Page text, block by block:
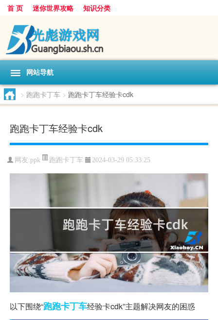
首 页 迷你世界攻略 知识分类
网站导航
> 跑跑卡丁车 > 跑跑卡丁车经验卡cdk
跑跑卡丁车经验卡cdk
网友:ppk 跑跑卡丁车 2024-03-29 05:33:25
以下围绕“跑跑卡丁车经验卡cdk”主题解决网友的困惑